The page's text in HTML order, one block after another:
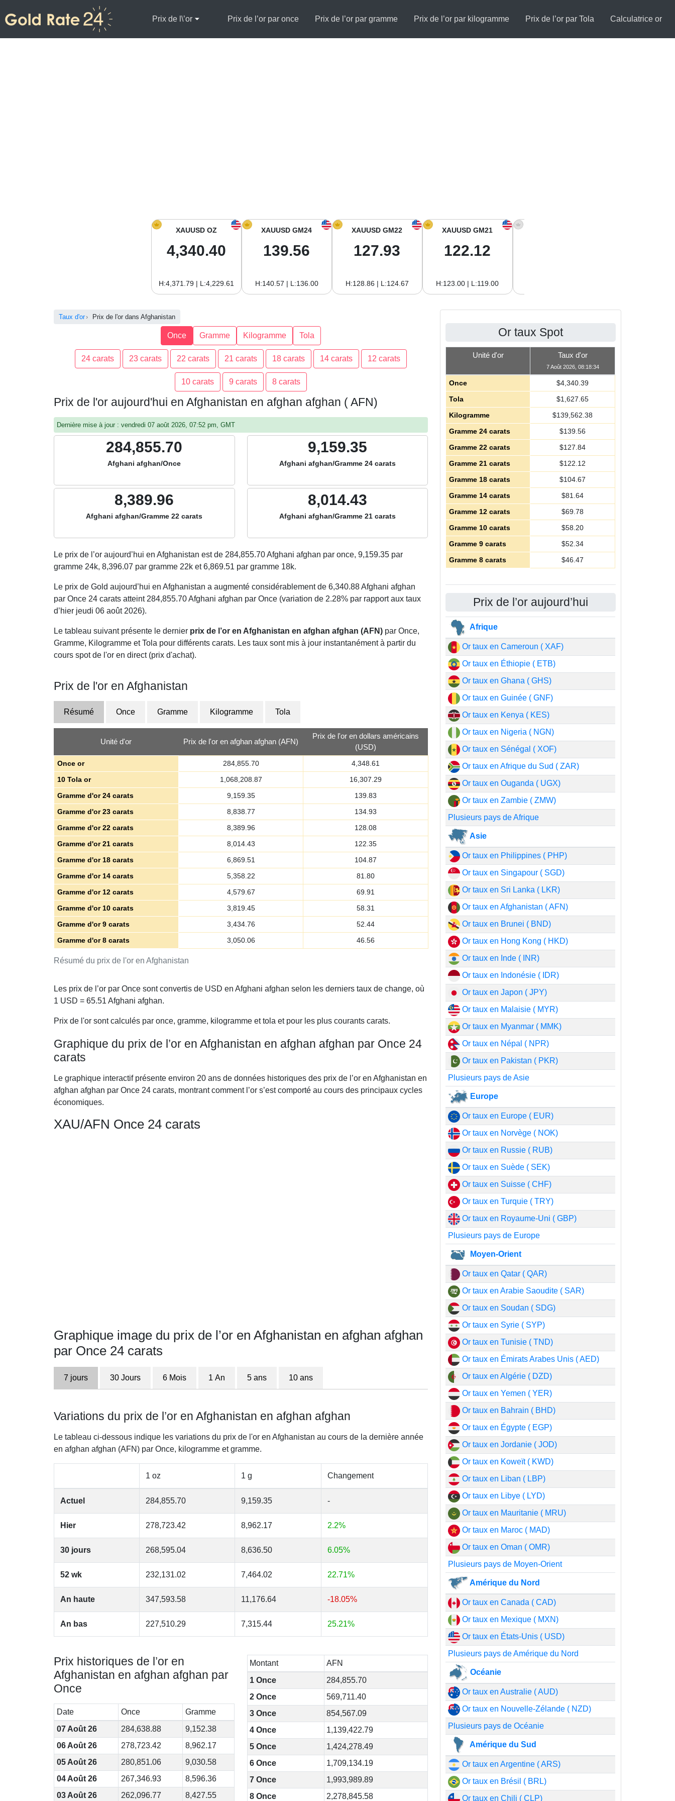
Prix de l\’or Prix de l’or par once Prix de l’or par gramme Prix de l’or par kilogramme Prix de l’or par Tola Calculatrice or
XAUUSD OZ
4,340.40
H:4,371.79 | L:4,229.61
XAUUSD GM24
139.56
H:140.57 | L:136.00
XAUUSD GM22
127.93
H:128.86 | L:124.67
XAUUSD GM21
122.12
H:123.00 | L:119.00
Taux d'or Prix de l'or dans Afghanistan
Once Gramme Kilogramme Tola
24 carats 23 carats 22 carats 21 carats 18 carats 14 carats 12 carats
10 carats 9 carats 8 carats
Prix de l'or aujourd'hui en Afghanistan en afghan afghan ( AFN)
Dernière mise à jour : vendredi 07 août 2026, 07:52 pm, GMT
284,855.70
Afghani afghan/Once
9,159.35
Afghani afghan/Gramme 24 carats
8,389.96
Afghani afghan/Gramme 22 carats
8,014.43
Afghani afghan/Gramme 21 carats
Le prix de l’or aujourd’hui en Afghanistan est de 284,855.70Afghani afghan par once, 9,159.35 par
gramme 24k, 8,396.07 par gramme 22k et6,869.51 par gramme 18k.
Le prix de Gold aujourd’hui en Afghanistan a augmenté considérablement de 6,340.88 Afghani afghan
par Once 24 carats atteint 284,855.70 Afghani afghan par Once (variation de 2.28% par rapport aux taux
d’hier jeudi 06 août 2026).
Le tableau suivant présente le dernier prix de l’or en Afghanistan en afghan afghan (AFN) par Once,
Gramme, Kilogramme et Tola pour différents carats. Les taux sont mis à jour instantanément à partir du
cours spot de l'or en direct (prix d'achat).
Prix de l'or en Afghanistan
Résumé Once Gramme Kilogramme Tola
Résumé du prix de l'or en Afghanistan
Unité d'or Prix de l'or en afghan afghan (AFN)
Prix de l'or en dollars américains
(USD)
Once or 284,855.70
4,348.61
10 Tola or
1,068,208.87
16,307.29
Gramme d'or 24 carats
9,159.35
139.83
Gramme d'or 23 carats
8,838.77
134.93
Gramme d'or 22 carats
8,389.96
128.08
Gramme d'or 21 carats
8,014.43
122.35
Gramme d'or 18 carats
6,869.51
104.87
Gramme d'or 14 carats
5,358.22
81.80
Gramme d'or 12 carats
4,579.67
69.91
Gramme d'or 10 carats
3,819.45
58.31
Gramme d'or 9 carats
3,434.76
52.44
Gramme d'or 8 carats
3,050.06 46.56
Les prix de l’or par Once sont convertis de USD en Afghani afghan selon les derniers taux de change, où
1 USD = 65.51 Afghani afghan.
Prix de l'or sont calculés par once, gramme, kilogramme et tola et pour les plus courants carats.
Graphique du prix de l’or en Afghanistan en afghan afghan par Once 24
carats
Le graphique interactif présente environ 20 ans de données historiques des prix de l’or en Afghanistan en
afghan afghan par Once 24 carats, montrant comment l’or s’est comporté au cours des principaux cycles
économiques.
XAU/AFN Once 24 carats
Graphique image du prix de l’or en Afghanistan en afghan afghan
par Once 24 carats
7 jours 30 Jours 6 Mois 1 An 5 ans 10 ans
Variations du prix de l’or en Afghanistan en afghan afghan
Le tableau ci-dessous indique les variations du prix de l'or en Afghanistan au cours de la dernière année
en afghan afghan (AFN) par Once, kilogramme et gramme.
1 oz 1 g Changement
Actuel 284,855.70 9,159.35 -
Hier 278,723.42 8,962.17 2.2%
30 jours 268,595.04 8,636.50 6.05%
52 wk 232,131.02 7,464.02 22.71%
An haute 347,593.58 11,176.64 -18.05%
An bas 227,510.29 7,315.44 25.21%
Prix historiques de l’or en
Afghanistan en afghan afghan par
Once
Date Once
Gramme
07 Août 26
284,638.88
9,152.38
06 Août 26
278,723.42
8,962.17
05 Août 26
280,851.06
9,030.58
04 Août 26
267,346.93
8,596.36
03 Août 26
262,096.77 8,427.55
Montant
AFN
1 Once
284,855.70
2 Once
569,711.40
3 Once
854,567.09
4 Once
1,139,422.79
5 Once
1,424,278.49
6 Once
1,709,134.19
7 Once
1,993,989.89
8 Once
2,278,845.58
Or taux Spot
Unité d'or Taux d'or
7 Août 2026, 08:18:34
Once $4,340.39
Tola
$1,627.65
Kilogramme
$139,562.38
Gramme 24 carats
$139.56
Gramme 22 carats
$127.84
Gramme 21 carats
$122.12
Gramme 18 carats
$104.67
Gramme 14 carats
$81.64
Gramme 12 carats
$69.78
Gramme 10 carats
$58.20
Gramme 9 carats
$52.34
Gramme 8 carats
$46.47
Prix de l’or aujourd’hui
Afrique
Or taux en Cameroun ( XAF)
Or taux en Éthiopie ( ETB)
Or taux en Ghana ( GHS)
Or taux en Guinée ( GNF)
Or taux en Kenya ( KES)
Or taux en Nigeria ( NGN)
Or taux en Sénégal ( XOF)
Or taux en Afrique du Sud ( ZAR)
Or taux en Ouganda ( UGX)
Or taux en Zambie ( ZMW)
Plusieurs pays de Afrique
Asie
Or taux en Philippines ( PHP)
Or taux en Singapour ( SGD)
Or taux en Sri Lanka ( LKR)
Or taux en Afghanistan ( AFN)
Or taux en Brunei ( BND)
Or taux en Hong Kong ( HKD)
Or taux en Inde ( INR)
Or taux en Indonésie ( IDR)
Or taux en Japon ( JPY)
Or taux en Malaisie ( MYR)
Or taux en Myanmar ( MMK)
Or taux en Népal ( NPR)
Or taux en Pakistan ( PKR)
Plusieurs pays de Asie
Europe
Or taux en Europe ( EUR)
Or taux en Norvège ( NOK)
Or taux en Russie ( RUB)
Or taux en Suède ( SEK)
Or taux en Suisse ( CHF)
Or taux en Turquie ( TRY)
Or taux en Royaume-Uni ( GBP)
Plusieurs pays de Europe
Moyen-Orient
Or taux en Qatar ( QAR)
Or taux en Arabie Saoudite ( SAR)
Or taux en Soudan ( SDG)
Or taux en Syrie ( SYP)
Or taux en Tunisie ( TND)
Or taux en Émirats Arabes Unis ( AED)
Or taux en Algérie ( DZD)
Or taux en Yemen ( YER)
Or taux en Bahrain ( BHD)
Or taux en Égypte ( EGP)
Or taux en Jordanie ( JOD)
Or taux en Koweït ( KWD)
Or taux en Liban ( LBP)
Or taux en Libye ( LYD)
Or taux en Mauritanie ( MRU)
Or taux en Maroc ( MAD)
Or taux en Oman ( OMR)
Plusieurs pays de Moyen-Orient
Amérique du Nord
Or taux en Canada ( CAD)
Or taux en Mexique ( MXN)
Or taux en États-Unis ( USD)
Plusieurs pays de Amérique du Nord
Océanie
Or taux en Australie ( AUD)
Or taux en Nouvelle-Zélande ( NZD)
Plusieurs pays de Océanie
Amérique du Sud
Or taux en Argentine ( ARS)
Or taux en Brésil ( BRL)
Or taux en Chili ( CLP)